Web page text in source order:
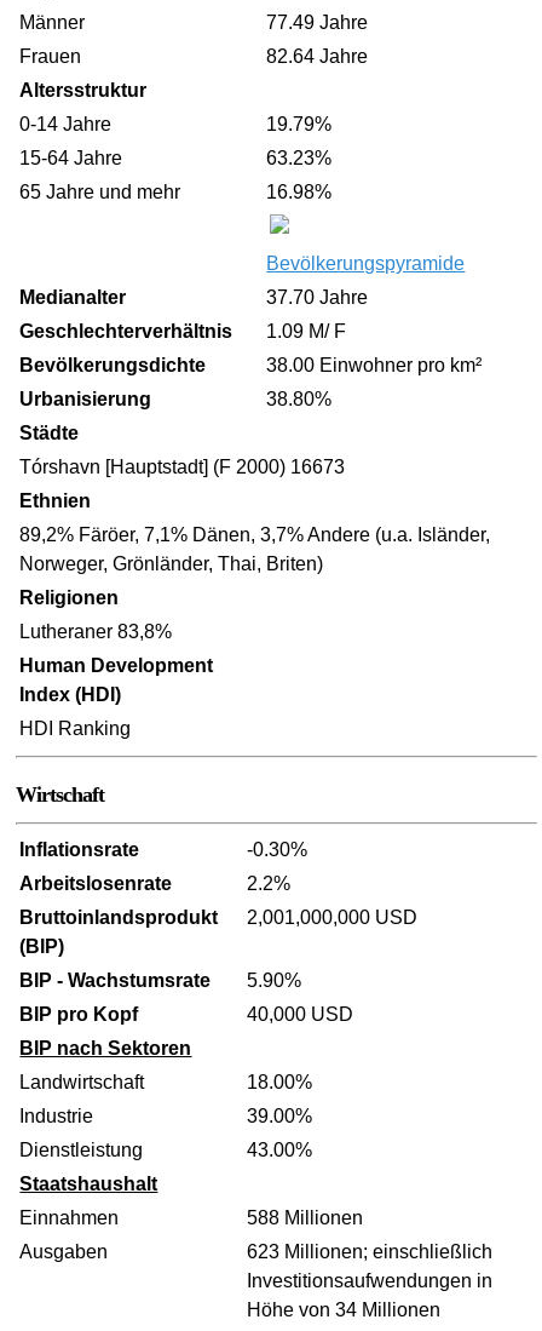
Männer
77.49 Jahre
Frauen
82.64 Jahre
Altersstruktur
0-14 Jahre
19.79%
15-64 Jahre
63.23%
65 Jahre und mehr
16.98%
Bevölkerungspyramide
Medianalter
37.70 Jahre
Geschlechterverhältnis
1.09 M/ F
Bevölkerungsdichte
38.00 Einwohner pro km²
Urbanisierung
38.80%
Städte
Tórshavn [Hauptstadt] (F 2000) 16673
Ethnien
89,2% Färöer, 7,1% Dänen, 3,7% Andere (u.a. Isländer,
Norweger, Grönländer, Thai, Briten)
Religionen
Lutheraner 83,8%
Human Development
Index (HDI)
HDI Ranking
Wirtschaft
Inflationsrate
-0.30%
Arbeitslosenrate
2.2%
Bruttoinlandsprodukt
(BIP)
2,001,000,000 USD
BIP - Wachstumsrate
5.90%
BIP pro Kopf
40,000 USD
BIP nach Sektoren
Landwirtschaft
18.00%
Industrie
39.00%
Dienstleistung
43.00%
Staatshaushalt
Einnahmen
588 Millionen
Ausgaben
623 Millionen; einschließlich
Investitionsaufwendungen in
Höhe von 34 Millionen